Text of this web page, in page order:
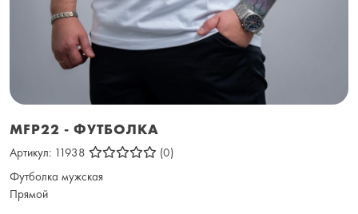
MFP22 - ФУТБОЛКА
Артикул: 11938
(0)
Футболка мужская
Прямой